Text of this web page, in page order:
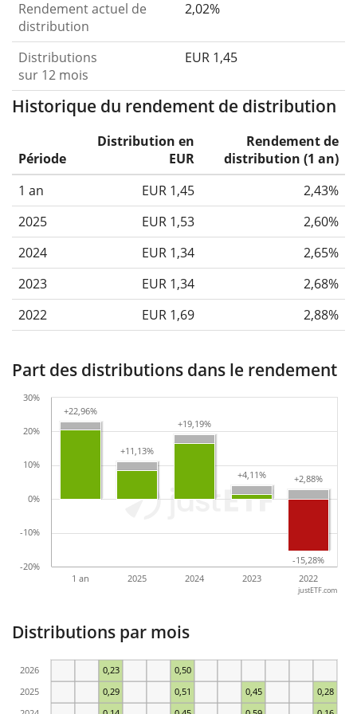
Rendement actuel de
distribution
2,02%
Distributions
sur 12 mois
EUR 1,45
Historique du rendement de distribution
Période
Distribution en
EUR
Rendement de
distribution (1 an)
1 an
EUR 1,45
2,43%
2025
EUR 1,53
2,60%
2024
EUR 1,34
2,65%
2023
EUR 1,34
2,68%
2022
EUR 1,69 2,88%
Part des distributions dans le rendement
-15,28%
-15,28%
+22,96%
+22,96%
+11,13%
+11,13%
+19,19%
+19,19%
+4,11%
+4,11% +2,88%
+2,88%
1 an 2025 2024 2023 2022
-20%
-10%
0%
10%
20%
30%
justETF.com
Distributions par mois
0,29 0,51 0,45 0,28
0,23 0,50
2025
2026